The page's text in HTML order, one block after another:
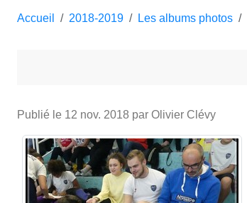
Accueil 2018-2019 Les albums photos
Publié le 12 nov. 2018 par Olivier Clévy